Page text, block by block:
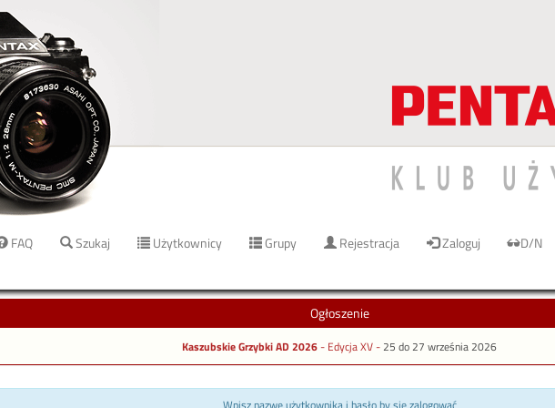
FAQ Szukaj Użytkownicy Grupy Rejestracja Zaloguj D/N
Ogłoszenie
Kaszubskie Grzybki AD 2026- Edycja XV -25 do 27 września 2026